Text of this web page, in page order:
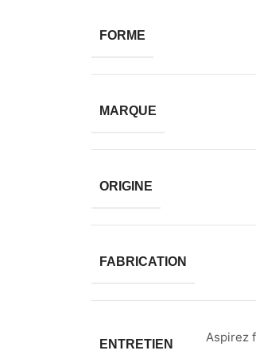
FORME
MARQUE
ORIGINE
FABRICATION
ENTRETIEN
Aspirez